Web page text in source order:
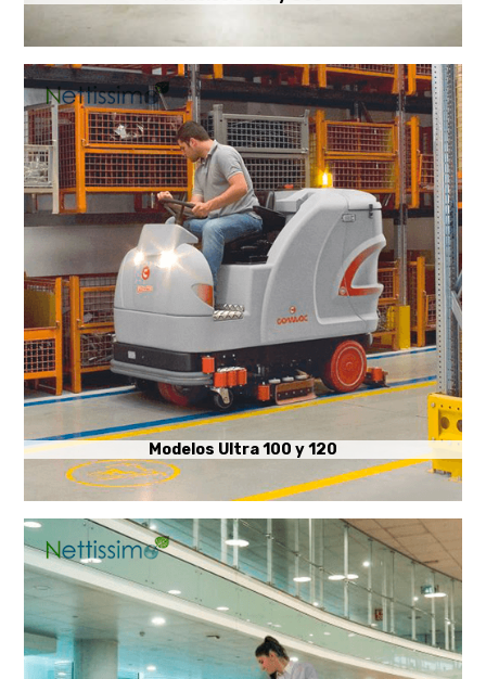
Modelos Ultra 100 y 120